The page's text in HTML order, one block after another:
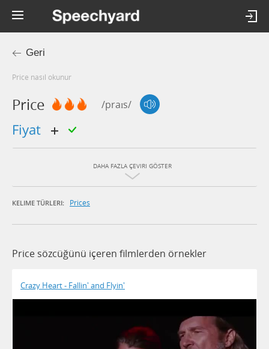
Geri
price nasıl okunur
Price /praɪs/
fiyat
DAHA FAZLA ÇEVIRI GÖSTER
KELIME TÜRLERI: Prices
Price sözcüğünü içeren filmlerden örnekler
Crazy Heart - Fallin' and Flyin'